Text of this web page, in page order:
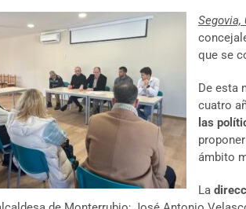
Segovia,
que se
De esta
cuatro
las
ámbito
La